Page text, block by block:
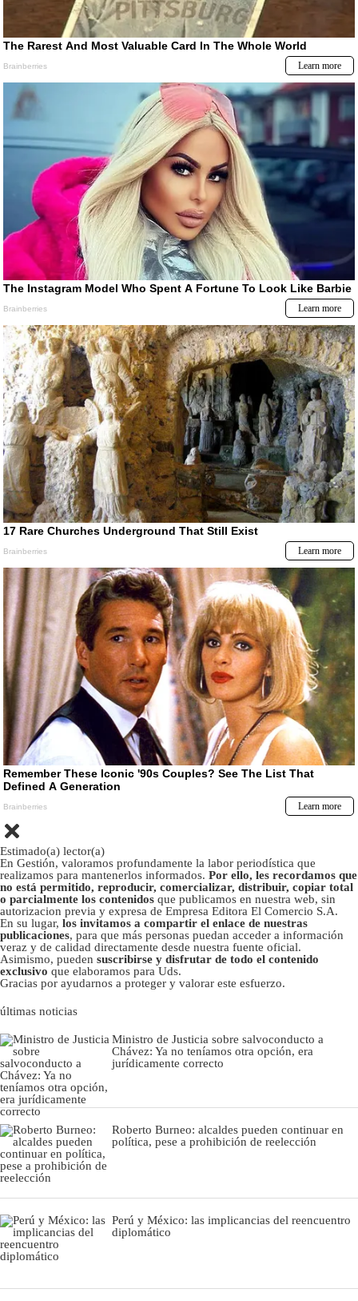
Estimado(a) lector(a)
En Gestión, valoramos profundamente la labor periodística que
realizamos para mantenerlos informados. Por ello, les recordamos que
no está permitido, reproducir, comercializar, distribuir, copiar total
o parcialmente los contenidos que publicamos en nuestra web, sin
autorizacion previa y expresa de Empresa Editora El Comercio S.A.
En su lugar, los invitamos a compartir el enlace de nuestras
publicaciones, para que más personas puedan acceder a información
veraz y de calidad directamente desde nuestra fuente oficial.
Asimismo, pueden suscribirse y disfrutar de todo el contenido
exclusivo que elaboramos para Uds.
Gracias por ayudarnos a proteger y valorar este esfuerzo.
últimas noticias
Ministro de Justicia sobre salvoconducto a
Chávez: Ya no teníamos otra opción, era
jurídicamente correcto
Roberto Burneo: alcaldes pueden continuar en
política, pese a prohibición de reelección
Perú y México: las implicancias del reencuentro
diplomático